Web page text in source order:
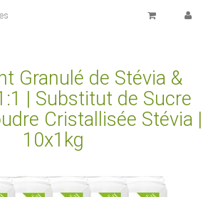
Granulé de Stévia &
| Substitut de Sucre
Cristallisée Stévia |
10x1kg